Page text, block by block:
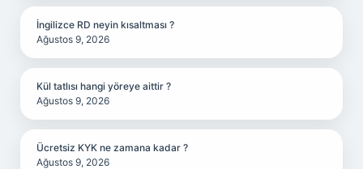
İngilizce RD neyin kısaltması ?
Ağustos 9, 2026
Kül tatlısı hangi yöreye aittir ?
Ağustos 9, 2026
Ücretsiz KYK ne zamana kadar ?
Ağustos 9, 2026